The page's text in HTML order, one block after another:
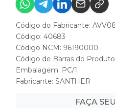
Código do Fabricante:
Código: 40683
Código NCM: 96190000
Código de Barras do
Embalagem: PC/1
Fabricante: SANTHER
FAÇA